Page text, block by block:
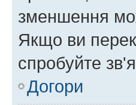
зменшення
Якщо ви
спробуйте
Догори